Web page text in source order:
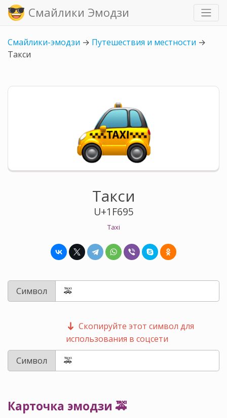
Смайлики Эмодзи
Смайлики-эмодзи → Путешествия и местности →
Такси
Такси
U+1F695
Taxi
Символ
Скопируйте этот символ для
использования в соцсети
Символ
Карточка эмодзи 🚕